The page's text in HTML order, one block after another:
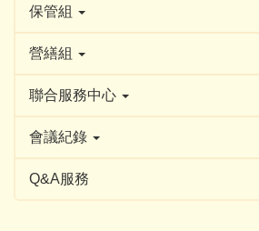
保管組
營繕組
聯合服務中心
會議紀錄
Q&A服務